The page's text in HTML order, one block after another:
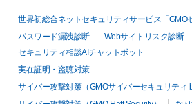
世界初総合ネットセキュリティサービス「GMO
パスワード漏洩診断
Webサイトリスク診断
セキュリティ相談AIチャットボット
実在証明・盗聴対策
サイバー攻撃対策（GMOサイバーセキュリティ